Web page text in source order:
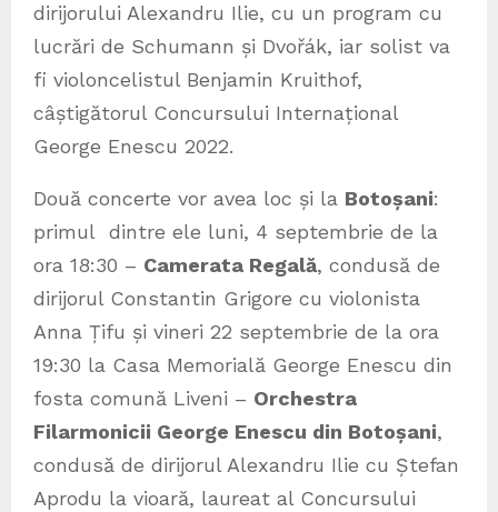
dirijorului Alexandru Ilie, cu un program cu
lucrări de Schumann și Dvořák, iar solist va
fi violoncelistul Benjamin Kruithof,
câștigătorul Concursului Internațional
George Enescu 2022.
Două concerte vor avea loc și la Botoșani:
primul dintre ele luni, 4 septembrie de la
ora 18:30 – Camerata Regală, condusă de
dirijorul Constantin Grigore cu violonista
Anna Țifu și vineri 22 septembrie de la ora
19:30 la Casa Memorială George Enescu din
fosta comună Liveni – Orchestra
Filarmonicii George Enescu din Botoșani,
condusă de dirijorul Alexandru Ilie cu Ștefan
Aprodu la vioară, laureat al Concursului